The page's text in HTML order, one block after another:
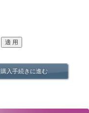
購入手続きに進む